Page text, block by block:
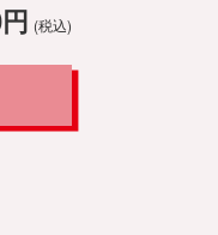
(税込)